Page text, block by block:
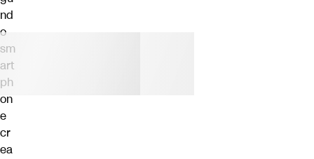
nd
o
sm
art
ph
on
e
cr
ea